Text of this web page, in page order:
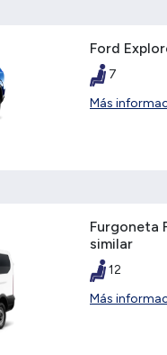
Ford
7
Más
Furgoneta
similar
12
Más